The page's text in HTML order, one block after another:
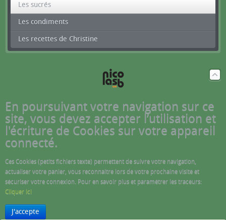
Les sucrés
Les condiments
Les recettes de Christine
En poursuivant votre navigation sur ce
site, vous devez accepter l’utilisation et
l'écriture de Cookies sur votre appareil
connecté.
Ces Cookies (petits fichiers texte) permettent de suivre votre navigation,
actualiser votre panier, vous reconnaitre lors de votre prochaine visite et
sécuriser votre connexion. Pour en savoir plus et paramétrer les traceurs:
Cliquer ici
J'accepte